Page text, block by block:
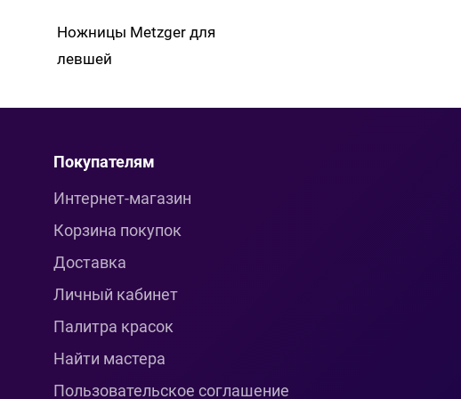
Ножницы Metzger для
левшей
Покупателям
Интернет-магазин
Корзина покупок
Доставка
Личный кабинет
Палитра красок
Найти мастера
Пользовательское соглашение